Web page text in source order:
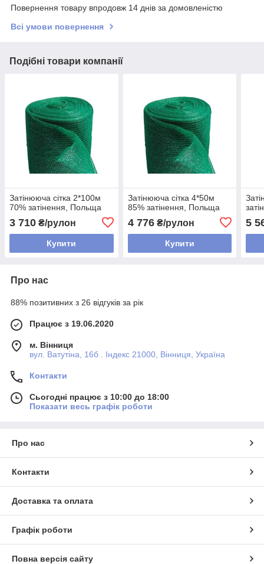
Повернення товару впродовж 14 днів за домовленістю
Всі умови повернення
Подібні товари компанії
Затінююча сітка 2*100м
70% затінення, Польща
3 710 ₴/рулон
Купити
Затінююча сітка 4*50м
85% затінення, Польща
4 776₴/рулон
Купити
5
Про нас
88% позитивних з 26 відгуків за рік
Працює з 19.06.2020
м. Вінниця
вул. Ватутіна, 16б . Індекс 21000, Вінниця, Україна
Контакти
Сьогодні працює з 10:00 до 18:00
Показати весь графік роботи
Про нас
Контакти
Доставка та оплата
Графік роботи
Повна версія сайту